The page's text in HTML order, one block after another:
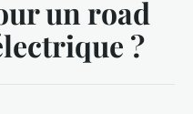
un road
?